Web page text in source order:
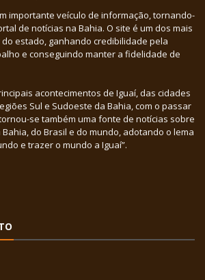
importante veículo de informação, tornando-
de notícias na Bahia. O site é um dos mais
estado, ganhando credibilidade pela
e conseguindo manter a fidelidade de
acontecimentos de Iguaí, das cidades
Sul e Sudoeste da Bahia, com o passar
se também uma fonte de notícias sobre
do Brasil e do mundo, adotando o lema
e trazer o mundo a Iguaí”.